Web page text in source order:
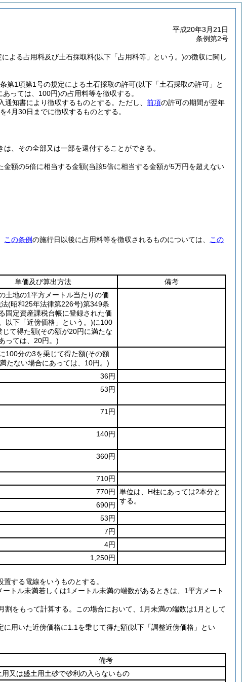
平成20年3月21日
条例第2号
よる占用料及び土石採取料(以下「占用料等」という。)の徴収に関し
第1項第1号の規定による土石採取の許可(以下「土石採取の許可」と
あっては、100円)の占用料等を徴収する。
知書により徴収するものとする。 ただし、 前項の許可の期間が翌年
4月30日までに徴収するものとする。
、その全部又は一部を還付することができる。
金額の5倍に相当する金額(当該5倍に相当する金額が5万円を超えない
この条例の施行日以後に占用料等を徴収されるものについては、
この
単価及び算出方法
備考
土地の1平方メートル当たりの価
(昭和25年法律第226号)第349条
固定資産課税台帳に登録された価
以下「近傍価格」という。)に100
じて得た額(その額が20円に満たな
っては、20円。)
100分の3を乗じて得た額(その額
たない場合にあっては、10円。)
36円
53円
71円
140円
360円
710円
770円
単位は、H柱にあっては2本分と
する。
690円
53円
7円
4円
1,250円
する電線をいうものとする。
トル未満若しくは1メートル未満の端数があるときは、1平方メート
をもって計算する。この場合において、1月未満の端数は1月として
用いた近傍価格に1.1を乗じて得た額(以下「調整近傍価格」とい
備考
用又は盛土用土砂で砂利の入らないもの